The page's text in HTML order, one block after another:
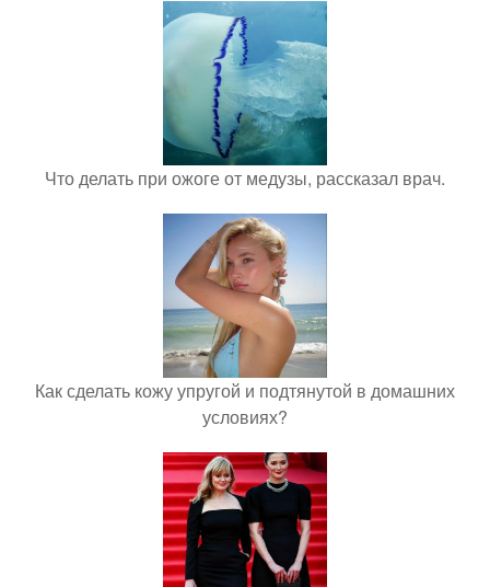
Что делать при ожоге от медузы, рассказал врач.
Как сделать кожу упругой и подтянутой в домашних
условиях?